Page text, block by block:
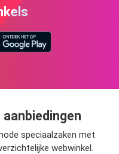
speciaalzaken met
webwinkel.